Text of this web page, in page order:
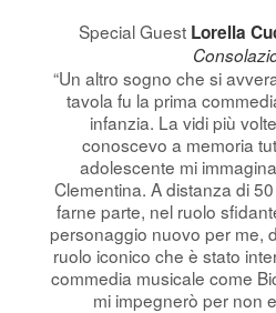
Special Guest Lorella
“Un altro sogno che si
tavola fu la prima
infanzia. La vidi più
conoscevo a memoria
adolescente mi
Clementina. A distanza di
farne parte, nel ruolo
personaggio nuovo per me,
ruolo iconico che è stato
commedia musicale come
mi impegnerò per non